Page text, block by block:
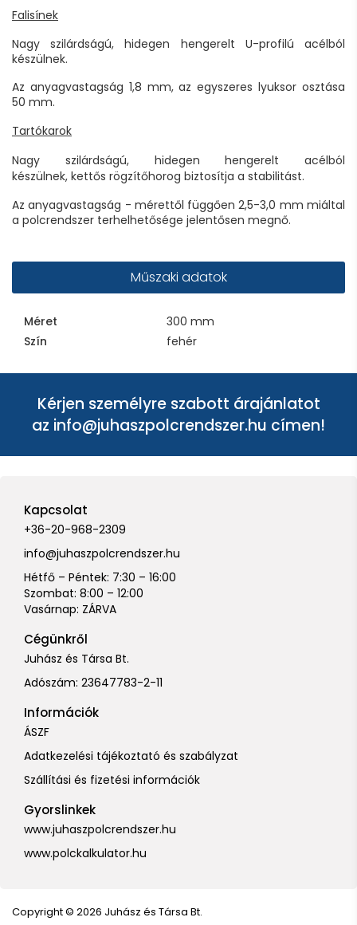
Falisínek
Nagy szilárdságú, hidegen hengerelt U-profilú acélból
készülnek.
Az anyagvastagság 1,8 mm, az egyszeres lyuksor osztása
50 mm.
Tartókarok
Nagy szilárdságú, hidegen hengerelt acélból
készülnek, kettős rögzítőhorog biztosítja a stabilitást.
Az anyagvastagság - mérettől függően 2,5-3,0 mm miáltal
a polcrendszer terhelhetősége jelentősen megnő.
Műszaki adatok
Méret
300 mm
Szín
fehér
Kérjen személyre szabott árajánlatot
az info@juhaszpolcrendszer.hu címen!
Kapcsolat
+36-20-968-2309
info@juhaszpolcrendszer.hu
Hétfő – Péntek: 7:30 – 16:00
Szombat: 8:00 – 12:00
Vasárnap: ZÁRVA
Cégünkről
Juhász és Társa Bt.
Adószám: 23647783-2-11
Információk
ÁSZF
Adatkezelési tájékoztató és szabályzat
Szállítási és fizetési információk
Gyorslinkek
www.juhaszpolcrendszer.hu
www.polckalkulator.hu
Copyright © 2026 Juhász és Társa Bt.